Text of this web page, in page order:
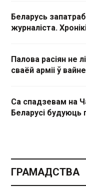
Беларусь
журналіста.
Палова расіян не
сваёй арміі ў
Са спадзевам на
Беларусі
ГРАМАДСТВА